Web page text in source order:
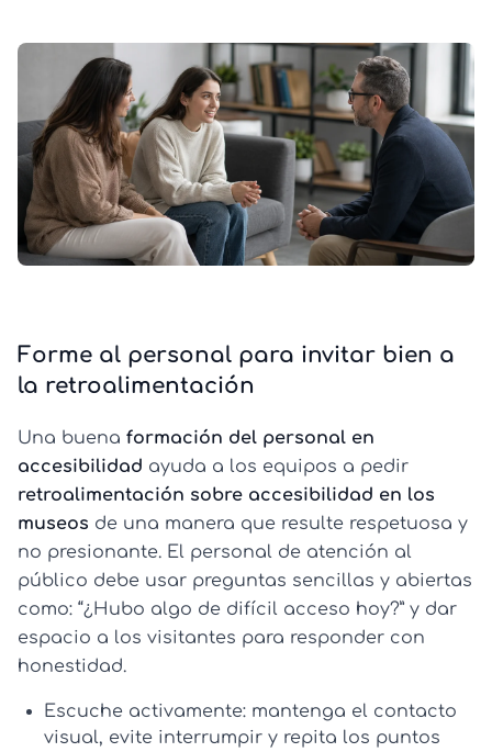
Forme al personal para invitar bien a
la retroalimentación
Una buena formación del personal en
accesibilidad ayuda a los equipos a pedir
retroalimentación sobre accesibilidad en los
museos de una manera que resulte respetuosa y
no presionante. El personal de atención al
público debe usar preguntas sencillas y abiertas
como: “¿Hubo algo de difícil acceso hoy?” y dar
espacio a los visitantes para responder con
honestidad.
Escuche activamente: mantenga el contacto
visual, evite interrumpir y repita los puntos